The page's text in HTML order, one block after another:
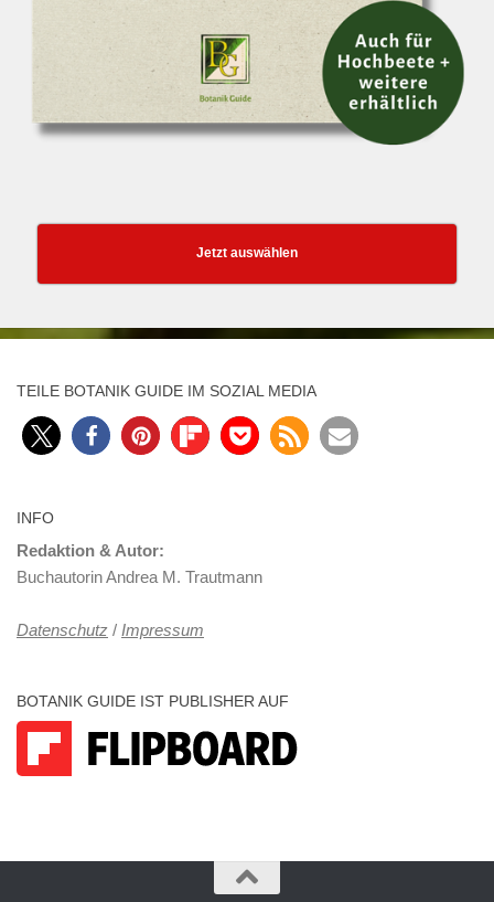
Jetzt auswählen
TEILE BOTANIK GUIDE IM SOZIAL MEDIA
INFO
Redaktion & Autor:
Buchautorin Andrea M. Trautmann
Datenschutz / Impressum
BOTANIK GUIDE IST PUBLISHER AUF